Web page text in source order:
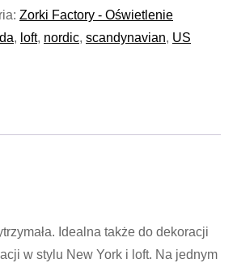
Zorki Factory - Oświetlenie
, loft, nordic, scandynavian, US
Idealna także do dekoracji
w stylu New York i loft. Na jednym